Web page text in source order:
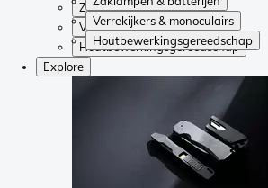
Verrekijkers & monoculairs
Houtbewerkingsgereedschap
Zaklampen & batterijen
Verrekijkers & monoculairs
Houtbewerkingsgereedschap
Explore